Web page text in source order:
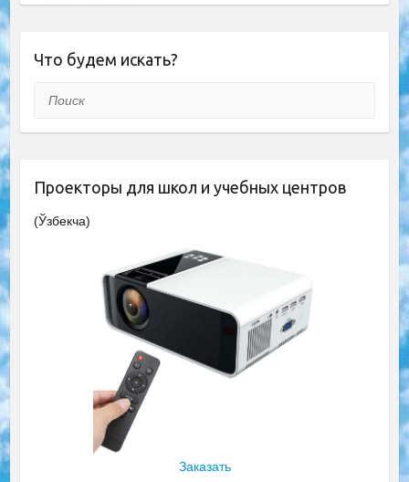
Что будем искать?
Поиск
Проекторы для школ и учебных центров
(Ўзбекча)
Заказать